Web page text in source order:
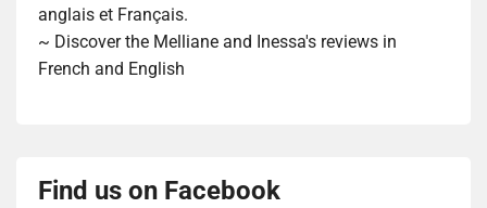
anglais et Français.
~ Discover the Melliane and Inessa's reviews in
French and English
Find us on Facebook